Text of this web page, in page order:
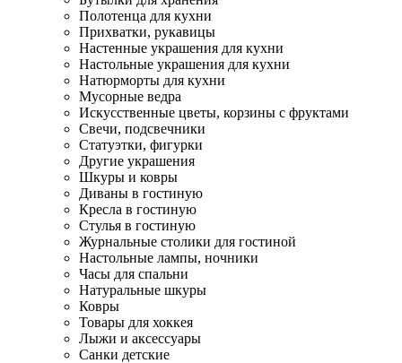
Полотенца для кухни
Прихватки, рукавицы
Настенные украшения для кухни
Настольные украшения для кухни
Натюрморты для кухни
Мусорные ведра
Искусственные цветы, корзины с фруктами
Свечи, подсвечники
Статуэтки, фигурки
Другие украшения
Шкуры и ковры
Диваны в гостиную
Кресла в гостиную
Стулья в гостиную
Журнальные столики для гостиной
Настольные лампы, ночники
Часы для спальни
Натуральные шкуры
Ковры
Товары для хоккея
Лыжи и аксессуары
Санки детские